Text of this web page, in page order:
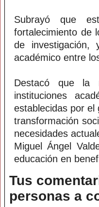
Subrayó que
fortalecimiento de
de
académico entre
Destacó que la
instituciones
establecidas por el
transformación
necesidades
Miguel Ángel
educación en
Tus
personas a